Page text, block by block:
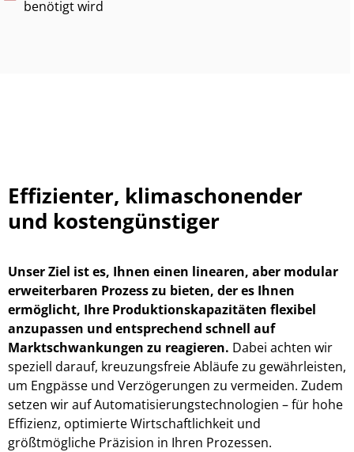
benötigt wird
Effizienter, klimaschonender
und kostengünstiger
Unser Ziel ist es, Ihnen einen linearen, aber modular
erweiterbaren Prozess zu bieten, der es Ihnen
ermöglicht, Ihre Produktionskapazitäten flexibel
anzupassen und entsprechend schnell auf
Marktschwankungen zu reagieren. Dabei achten wir
speziell darauf, kreuzungsfreie Abläufe zu gewährleisten,
um Engpässe und Verzögerungen zu vermeiden. Zudem
setzen wir auf Automatisierungstechnologien – für hohe
Effizienz, optimierte Wirtschaftlichkeit und
größtmögliche Präzision in Ihren Prozessen.